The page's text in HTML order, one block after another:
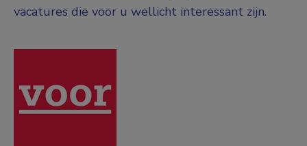
vacatures die voor u wellicht interessant zijn.